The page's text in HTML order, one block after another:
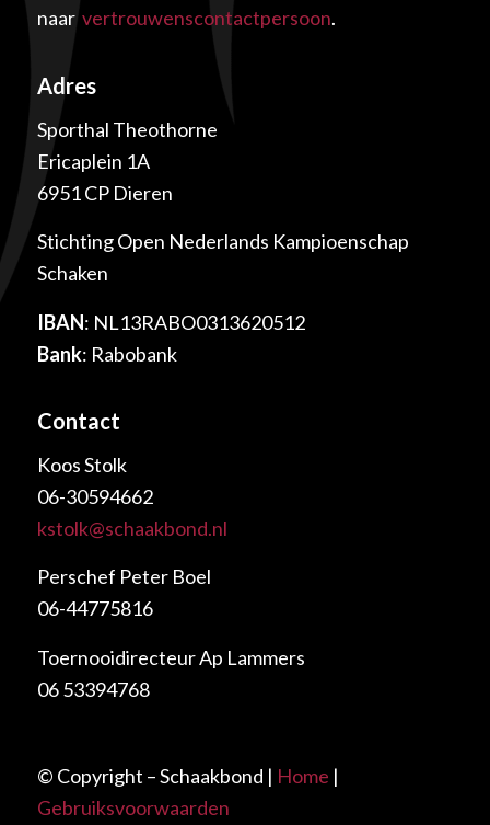
naarvertrouwenscontactpersoon.
Adres
Sporthal Theothorne
Ericaplein 1A
6951 CP Dieren
Stichting Open Nederlands Kampioenschap
Schaken
IBAN: NL13RABO0313620512
Bank: Rabobank
Contact
Koos Stolk
06-30594662
kstolk@schaakbond.nl
Perschef Peter Boel
06-44775816
Toernooidirecteur Ap Lammers
06 53394768
© Copyright – Schaakbond | Home |
Gebruiksvoorwaarden